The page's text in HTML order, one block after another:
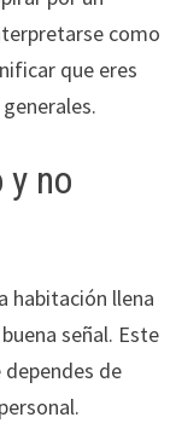
como
que eres
no
habitación llena
señal. Este
de